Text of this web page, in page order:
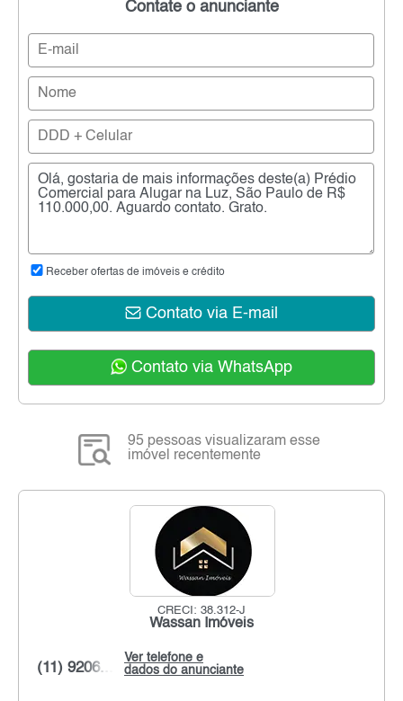
Contate o anunciante
Receber ofertas de imóveis e crédito
Contato via E-mail
Contato via WhatsApp
95 pessoas visualizaram esse
imóvel recentemente
CRECI: 38.312-J
Wassan Imóveis
Ver telefone e
dados do anunciante
(11) 9206...